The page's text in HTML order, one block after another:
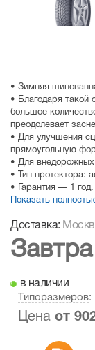
• Зимняя
• Благодаря такой
большое
преодолевает
• Для улучшения
прямоугольную
• Для внедорожных
• Тип протектора:
• Гарантия — 1 год.
Показать
Доставка:
Завтра
в наличии
Типоразмеров:
Цена от